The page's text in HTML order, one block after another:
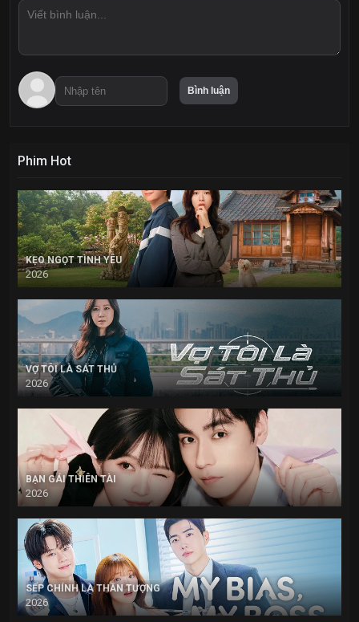
Phim Hot
KẸO NGỌT TÌNH YÊU
2026
VỢ TÔI LÀ SÁT THỦ
2026
BẠN GÁI THIÊN TÀI
2026
SẾP CHÍNH LÀ THẦN TƯỢNG
2026